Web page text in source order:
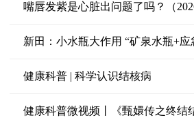
嘴唇发紫是心脏出问题了吗？（
新田：小水瓶大作用 “矿泉水瓶+
健康科普 | 科学认识结核病
健康科普微视频丨《甄嬛传之终结